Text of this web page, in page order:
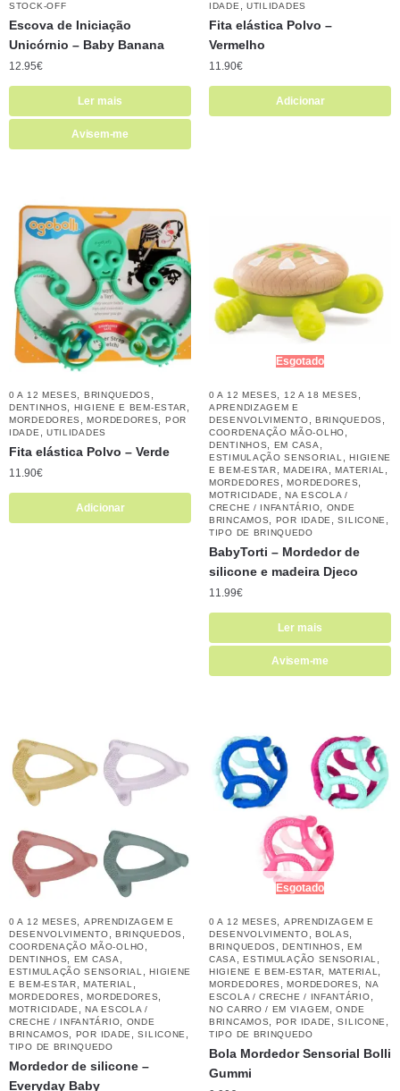
STOCK-OFF
Escova de Iniciação
Unicórnio – Baby Banana
12.95€
Ler mais
Avisem-me
IDADE
UTILIDADES
Fita elástica Polvo –
Vermelho
11.90€
Adicionar
0 A 12 MESES BRINQUEDOS
DENTINHOS HIGIENE E BEM-ESTAR
MORDEDORES ,MORDEDORES
POR
IDADE
UTILIDADES
Fita elástica Polvo – Verde
11.90€
Adicionar
Esgotado
0 A 12 MESES 12 A 18 MESES
APRENDIZAGEM E
DESENVOLVIMENTO
BRINQUEDOS
COORDENAÇÃO MÃO-OLHO
DENTINHOS EM CASA
ESTIMULAÇÃO SENSORIAL ,HIGIENE
E BEM-ESTAR
,MADEIRA ,MATERIAL
MORDEDORES ,MORDEDORES
MOTRICIDADE ,NA ESCOLA /
CRECHE / INFANTÁRIO
ONDE
BRINCAMOS
POR IDADE ,SILICONE
TIPO DE BRINQUEDO
BabyTorti – Mordedor de
silicone e madeira Djeco
11.99€
Ler mais
Avisem-me
0 A 12 MESES
APRENDIZAGEM E
DESENVOLVIMENTO
BRINQUEDOS
COORDENAÇÃO MÃO-OLHO
DENTINHOS EM CASA
ESTIMULAÇÃO SENSORIAL ,HIGIENE
E BEM-ESTAR
,MATERIAL
MORDEDORES ,MORDEDORES
MOTRICIDADE ,NA ESCOLA /
CRECHE / INFANTÁRIO
ONDE
BRINCAMOS
POR IDADE ,SILICONE
TIPO DE BRINQUEDO
Mordedor de silicone –
Everyday Baby
Esgotado
0 A 12 MESES
APRENDIZAGEM E
DESENVOLVIMENTO
BOLAS
BRINQUEDOS ,DENTINHOS ,EM
CASA
,ESTIMULAÇÃO SENSORIAL
HIGIENE E BEM-ESTAR MATERIAL
MORDEDORES ,MORDEDORES
NA
ESCOLA / CRECHE / INFANTÁRIO
NO CARRO / EM VIAGEM ,ONDE
BRINCAMOS
POR IDADE ,SILICONE
TIPO DE BRINQUEDO
Bola Mordedor Sensorial Bolli
Gummi